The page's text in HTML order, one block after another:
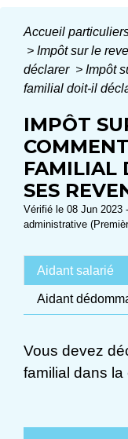
Accueil
> Impôt sur le
déclarer > Impôt
familial doit-il
IMPÔT
FAMILIAL
SES
Vérifié le 08 Jun 2023
administrative
Aidant salarié
Aidant
Vous devez
familial dans